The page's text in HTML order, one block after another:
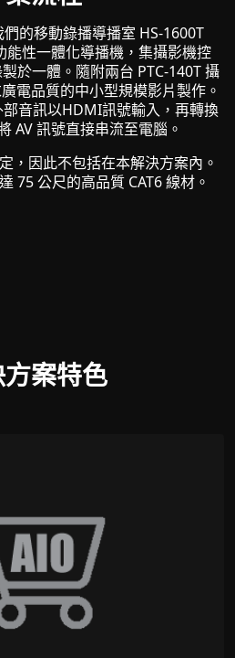
的移動錄播導播室 HS-1600T
能性一體化導播機，集攝影機控
於一體。隨附兩台 PTC-140T 攝
電品質的中小型規模影片製作。
部音訊以HDMI訊號輸入，再轉換
AV 訊號直接串流至電腦。
，因此不包括在本解決方案內。
​​75 公尺的高品質 CAT6 線材。
案特色